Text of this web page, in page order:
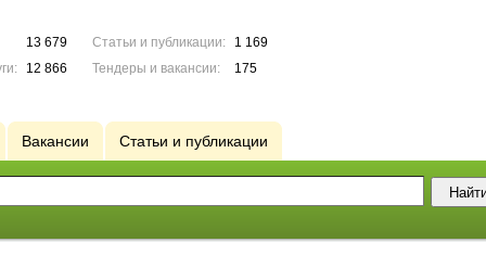
13 679
12 866
Статьи и публикации:
1 169
Тендеры и вакансии:
175
Вакансии Статьи и публикации